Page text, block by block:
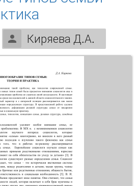
Киряева Д.А.